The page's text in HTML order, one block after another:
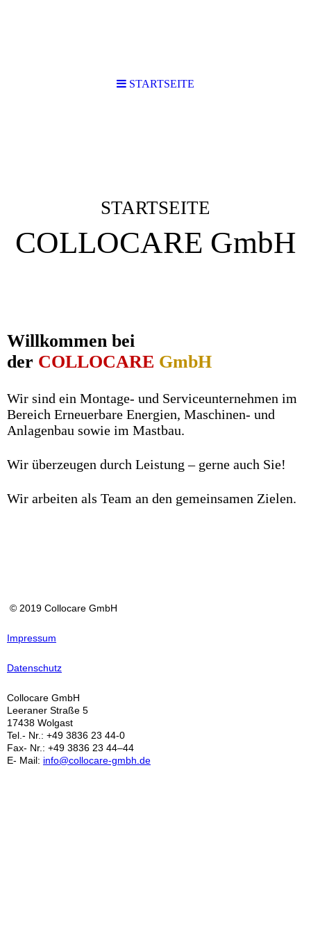
STARTSEITE
COLLOCARE GmbH
Willkommen bei
der COLLOCARE GmbH
Wir sind ein Montage- und Serviceunternehmen im
Bereich Erneuerbare Energien, Maschinen- und
Anlagenbau sowie im Mastbau.
Wir überzeugen durch Leistung – gerne auch Sie!
Wir arbeiten als Team an den gemeinsamen Zielen.
© 2019 Collocare GmbH
Impressum
Datenschutz
Collocare GmbH
Leeraner Straße 5
17438 Wolgast
Tel.- Nr.: +49 3836 23 44-0
Fax- Nr.: +49 3836 23 44–44
E- Mail: info@collocare-gmbh.de
STARTSEITE